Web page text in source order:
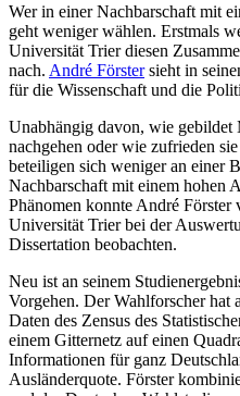
Wer in einer Nachbarschaft mit
geht weniger wählen. Erstmals
Universität Trier diesen
nach. André Förstersieht in
für die Wissenschaft und die
Unabhängig davon, wie gebildet
nachgehen oder wie zufrieden
beteiligen sich weniger an einer
Nachbarschaft mit einem hohen
Phänomen konnte André Förster
Universität Trier bei der
Dissertation beobachten.
Neu ist an seinem
Vorgehen. Der Wahlforscher hat
Daten des Zensus des
einem Gitternetz auf einen
Informationen für ganz
Ausländerquote. Förster